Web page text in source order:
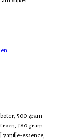
500 gram
180 gram
vanille-essence,